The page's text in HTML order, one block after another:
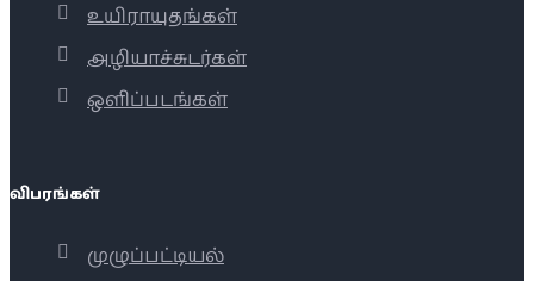
உயிராயுதங்கள்
அழியாச்சுடர்கள்
ஒளிப்படங்கள்
விபரங்கள்
முழுப்பட்டியல்